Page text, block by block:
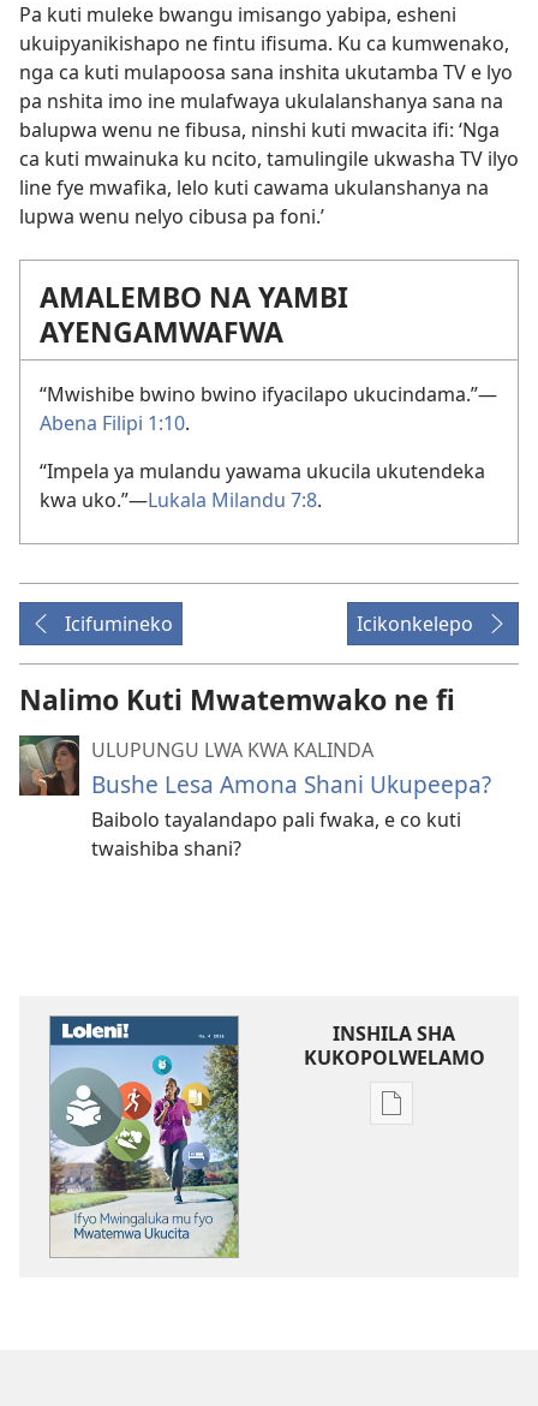
Pa kuti muleke bwangu imisango yabipa, esheni
ukuipyanikishapo ne fintu ifisuma. Ku ca kumwenako,
nga ca kuti mulapoosa sana inshita ukutamba TV e lyo
pa nshita imo ine mulafwaya ukulalanshanya sana na
balupwa wenu ne fibusa, ninshi kuti mwacita ifi: ‘Nga
ca kuti mwainuka ku ncito, tamulingile ukwasha TV ilyo
line fye mwafika, lelo kuti cawama ukulanshanya na
lupwa wenu nelyo cibusa pa foni.’
AMALEMBO NA YAMBI
AYENGAMWAFWA
“Mwishibe bwino bwino ifyacilapo ukucindama.”—
Abena Filipi 1:10.
“Impela ya mulandu yawama ukucila ukutendeka
kwa uko.”—Lukala Milandu 7:8.
Icifumineko Icikonkelepo
Nalimo Kuti Mwatemwako ne fi
ULUPUNGU LWA KWA KALINDA
Bushe Lesa Amona Shani Ukupeepa?
Baibolo tayalandapo pali fwaka, e co kuti
twaishiba shani?
INSHILA SHA
KUKOPOLWELAMO
Inshila